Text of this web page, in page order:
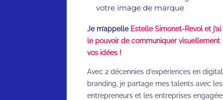
votre image de marque
Je m’appelle Estelle Simonet-Revol et j’ai
le pouvoir de communiquer visuellement
vos idées !
Avec 2 décennies d’expériences en digital
branding, je partage mes talents avec les
entrepreneurs et les entreprises